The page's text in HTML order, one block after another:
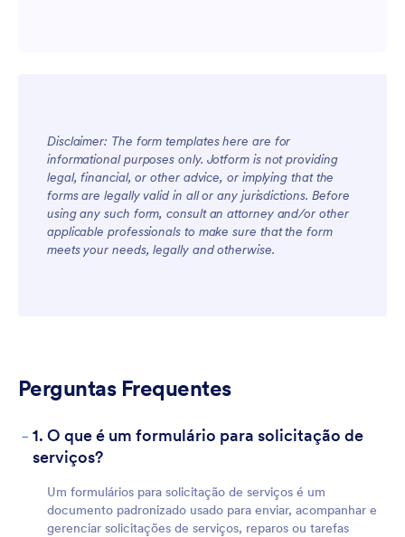
Disclaimer: The form templates here are for
informational purposes only. Jotform is not providing
legal, financial, or other advice, or implying that the
forms are legally valid in all or any jurisdictions. Before
using any such form, consult an attorney and/or other
applicable professionals to make sure that the form
meets your needs, legally and otherwise.
Perguntas Frequentes
- 1. O que é um formulário para solicitação de
serviços?
Um formulários para solicitação de serviços é um
documento padronizado usado para enviar, acompanhar e
gerenciar solicitações de serviços, reparos ou tarefas